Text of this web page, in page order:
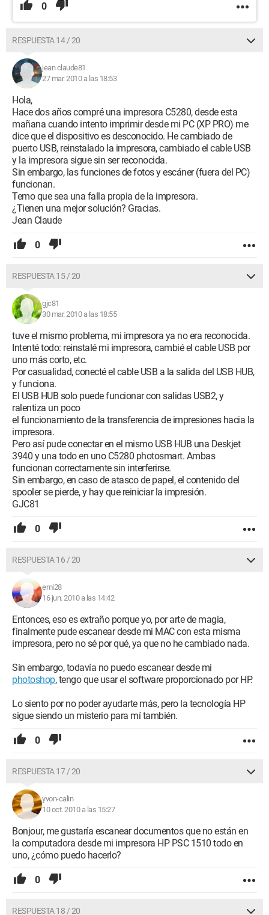
0
RESPUESTA 14 / 20
jean claude81
27 mar. 2010 a las 18:53
Hola,
Hace dos años compré una impresora C5280, desde esta
mañana cuando intento imprimir desde mi PC (XP PRO) me
dice que el dispositivo es desconocido. He cambiado de
puerto USB, reinstalado la impresora, cambiado el cable USB
y la impresora sigue sin ser reconocida.
Sin embargo, las funciones de fotos y escáner (fuera del PC)
funcionan.
Temo que sea una falla propia de la impresora.
¿Tienen una mejor solución? Gracias.
Jean Claude
0
RESPUESTA 15 / 20
gjc81
30 mar. 2010 a las 18:55
tuve el mismo problema, mi impresora ya no era reconocida.
Intenté todo: reinstalé mi impresora, cambié el cable USB por
uno más corto, etc.
Por casualidad, conecté el cable USB a la salida del USB HUB,
y funciona.
El USB HUB solo puede funcionar con salidas USB2, y
ralentiza un poco
el funcionamiento de la transferencia de impresiones hacia la
impresora.
Pero así pude conectar en el mismo USB HUB una Deskjet
3940 y una todo en uno C5280 photosmart. Ambas
funcionan correctamente sin interferirse.
Sin embargo, en caso de atasco de papel, el contenido del
spooler se pierde, y hay que reiniciar la impresión.
GJC81
0
RESPUESTA 16 / 20
emi28
16 jun. 2010 a las 14:42
Entonces, eso es extraño porque yo, por arte de magia,
finalmente pude escanear desde mi MAC con esta misma
impresora, pero no sé por qué, ya que no he cambiado nada.
Sin embargo, todavía no puedo escanear desde mi
photoshop, tengo que usar el software proporcionado por HP.
Lo siento por no poder ayudarte más, pero la tecnología HP
sigue siendo un misterio para mí también.
0
RESPUESTA 17 / 20
yvon-calin
10 oct. 2010 a las 15:27
Bonjour, me gustaría escanear documentos que no están en
la computadora desde mi impresora HP PSC 1510 todo en
uno, ¿cómo puedo hacerlo?
0
RESPUESTA 18 / 20